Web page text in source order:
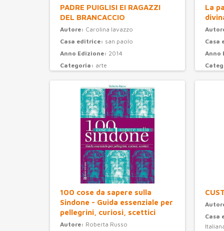
PADRE PUIGLISI EI RAGAZZI
DEL BRANCACCIO
Autore: Carolina Iavazzo
Casa editrice: san paolo
Anno Edizione: 2014
Categoria: arte
La
Casa
Anno
100 cose da sapere sulla
Sindone - Guida essenziale per
pellegrini, curiosi, scettici
Autore: Roberta Russo
Casa